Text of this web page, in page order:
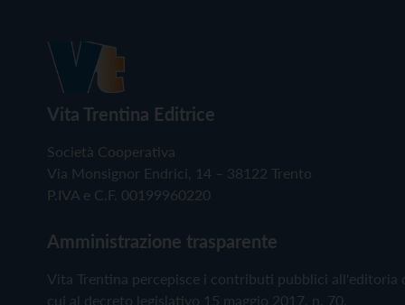
Vita Trentina Editrice
Società Cooperativa
Via Monsignor Endrici, 14 – 38122 Trento
P.IVA e C.F. 00199960220
Amministrazione trasparente
Vita Trentina percepisce i contributi pubblici all'editoria
cui al decreto legislativo 15 maggio 2017, n. 70.